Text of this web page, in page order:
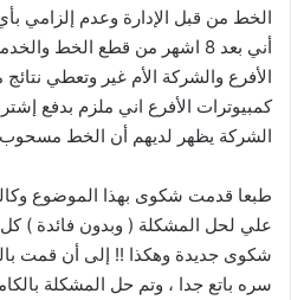
الخط من قبل الإدارة وعدم إلزامي
أني بعد 8 اشهر من قطع الخط
الأفرع والشركة الأم غير وتعطي
الشركة يظهر لديهم أن الخط
طبعا قدمت شكوى بهذا الموضوع
علي لحل المشكلة ( وبدون فائدة )
شكوى جديدة وهكذا !! إلى أن قمت
سره باتع جدا ، وتم حل المشكلة